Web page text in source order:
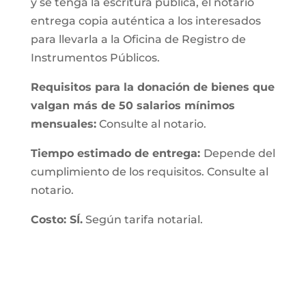
entrega copia auténtica a los interesados
para llevarla a la Oficina de Registro de
Instrumentos Públicos.
Requisitos para la donación de bienes que
valgan más de 50 salarios mínimos
mensuales:Consulte al notario.
Tiempo estimado de entrega: Depende del
cumplimiento de los requisitos. Consulte al
notario.
Costo: SÍ.Según tarifa notarial.